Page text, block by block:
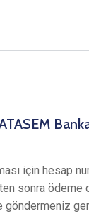
için hesap
sonra ödeme